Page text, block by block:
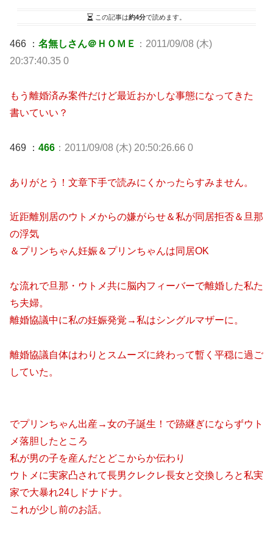
この記事は約4分で読めます。
466 ： 名無しさん＠ＨＯＭＥ ：2011/09/08 (木)
20:37:40.35 0
もう離婚済み案件だけど最近おかしな事態になってきた
書いていい？
469 ： 466 ：2011/09/08 (木) 20:50:26.66 0
ありがとう！文章下手で読みにくかったらすみません。
近距離別居のウトメからの嫌がらせ＆私が同居拒否＆旦那
の浮気
＆プリンちゃん妊娠＆プリンちゃんは同居OK
な流れで旦那・ウトメ共に脳内フィーバーで離婚した私た
ち夫婦。
離婚協議中に私の妊娠発覚→私はシングルマザーに。
離婚協議自体はわりとスムーズに終わって暫く平穏に過ご
していた。
でプリンちゃん出産→女の子誕生！で跡継ぎにならずウト
メ落胆したところ
私が男の子を産んだとどこからか伝わり
ウトメに実家凸されて長男クレクレ長女と交換しろと私実
家で大暴れ24しドナドナ。
これが少し前のお話。